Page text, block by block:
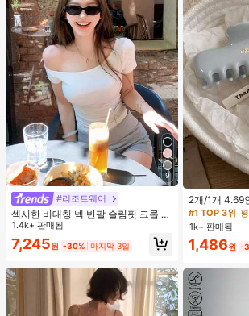
9
#리조트웨어
섹시한 비대칭 넥 반팔 슬림핏 크롭 탑
화이트 여름
1.4k+ 판매됨
7,245원 -30% 마지막 3일
2개/1개 4.69
& 화이트 1피
클립, 데일리
근, 휴가, 헤
상 매칭 비치
클러치에 적
하며 우아하
세서리
#1 TOP 3위
1k+ 판매됨
1,486원 -